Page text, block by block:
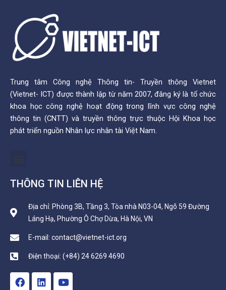
Trung tâm Công nghệ Thông tin- Truyền thông Vietnet
(Vietnet- ICT) được thành lập từ năm 2007, đăng ký là tổ chức
khoa học công nghệ hoạt động trong lĩnh vực công nghệ
thông tin (CNTT) và truyền thông trực thuộc Hội Khoa học
phát triển nguồn Nhân lực nhân tài Việt Nam.
Menu
THÔNG TIN LIÊN HỆ
Địa chỉ: Phòng 3B, Tầng 3, Tòa nhà N03-04, Ngõ 59 Đường
Láng Hạ, Phường Ô Chợ Dừa, Hà Nội, VN
E-mail: contact@vietnet-ict.org
Điện thoại: (+84) 24 6269 4690
F
a
L
i
Y
o